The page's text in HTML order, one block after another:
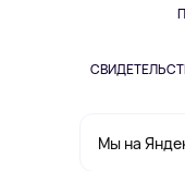
Мы на
Одежда и аксессуары